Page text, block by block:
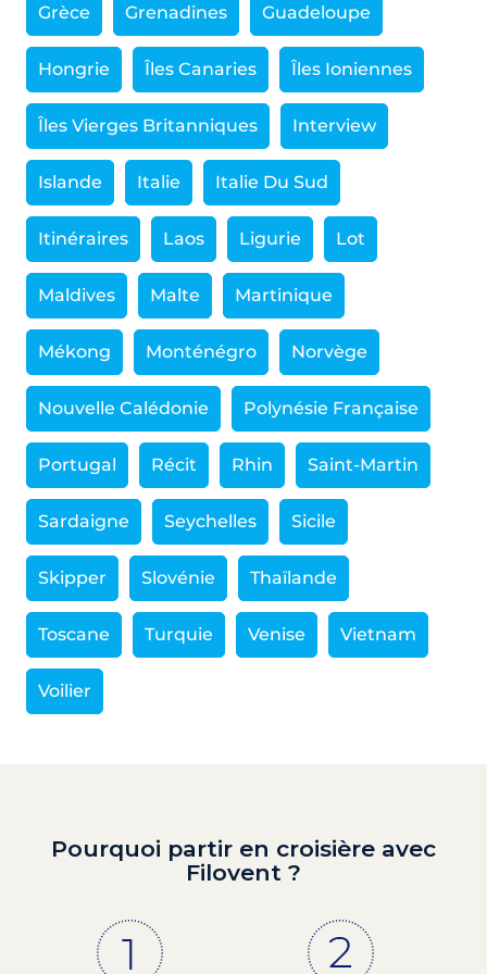
Grèce Grenadines Guadeloupe
Hongrie Îles Canaries Îles Ioniennes
Îles Vierges Britanniques Interview
Islande Italie Italie Du Sud
Itinéraires Laos Ligurie Lot
Maldives Malte Martinique
Mékong Monténégro Norvège
Nouvelle Calédonie Polynésie Française
Portugal Récit Rhin Saint-Martin
Sardaigne Seychelles Sicile
Skipper Slovénie Thaïlande
Toscane Turquie Venise Vietnam
Voilier
Pourquoi partir en croisière avec
Filovent ?